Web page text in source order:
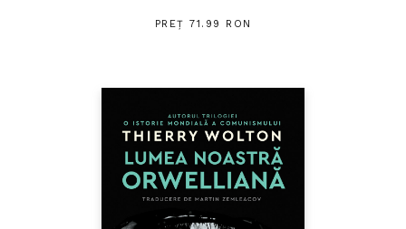
PREȚ 71.99 RON